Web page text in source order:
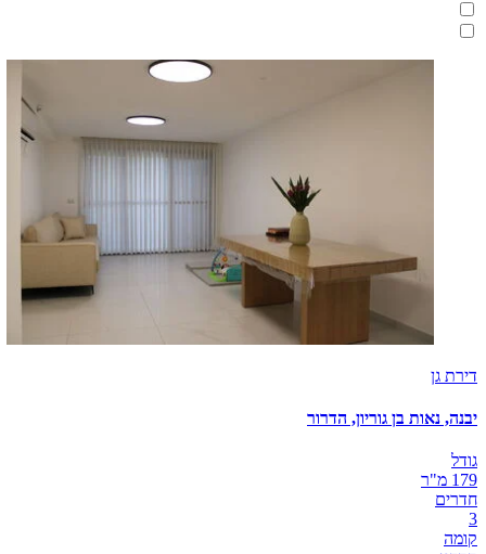
דירת גן
יבנה, נאות בן גוריון, הדרור
גודל
179 מ"ר
חדרים
3
קומה